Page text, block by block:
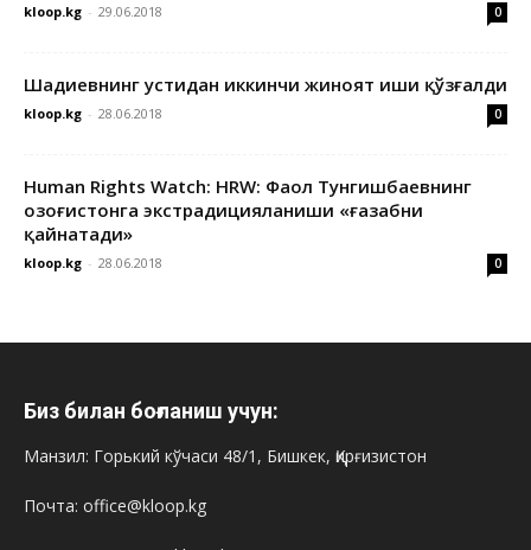
kloop.kg - 29.06.2018 0
Шадиевнинг устидан иккинчи жиноят иши қўзғалди
kloop.kg - 28.06.2018 0
Human Rights Watch: HRW: Фаол Тунгишбаевнинг
Қозоғистонга экстрадицияланиши «ғазабни
қайнатади»
kloop.kg - 28.06.2018 0
Биз билан боғланиш учун:
Манзил: Горький кўчаси 48/1, Бишкек, Қирғизистон
Почта: office@kloop.kg